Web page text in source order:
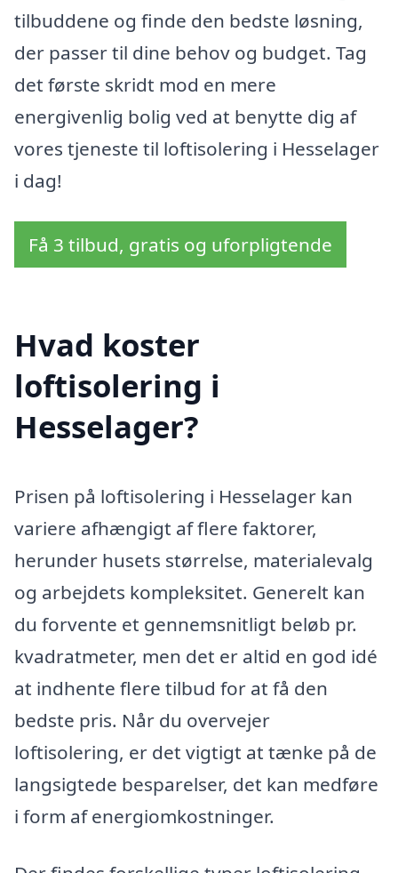
tilbuddene og finde den bedste løsning,
der passer til dine behov og budget. Tag
det første skridt mod en mere
energivenlig bolig ved at benytte dig af
vores tjeneste til loftisolering i Hesselager
i dag!
Få 3 tilbud, gratis og uforpligtende
Hvad koster
loftisolering i
Hesselager?
Prisen på loftisolering i Hesselager kan
variere afhængigt af flere faktorer,
herunder husets størrelse, materialevalg
og arbejdets kompleksitet. Generelt kan
du forvente et gennemsnitligt beløb pr.
kvadratmeter, men det er altid en god idé
at indhente flere tilbud for at få den
bedste pris. Når du overvejer
loftisolering, er det vigtigt at tænke på de
langsigtede besparelser, det kan medføre
i form af energiomkostninger.